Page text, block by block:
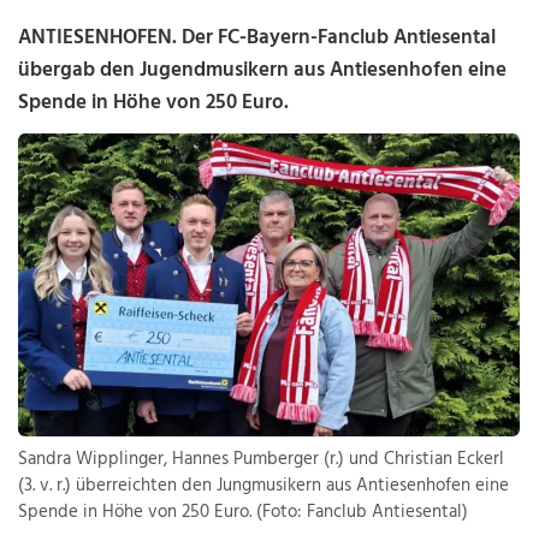
ANTIESENHOFEN. Der FC-Bayern-Fanclub Antiesental
übergab den Jugendmusikern aus Antiesenhofen eine
Spende in Höhe von 250 Euro.
Sandra Wipplinger, Hannes Pumberger (r.) und Christian Eckerl
(3. v. r.) überreichten den Jungmusikern aus Antiesenhofen eine
Spende in Höhe von 250 Euro. (Foto: Fanclub Antiesental)